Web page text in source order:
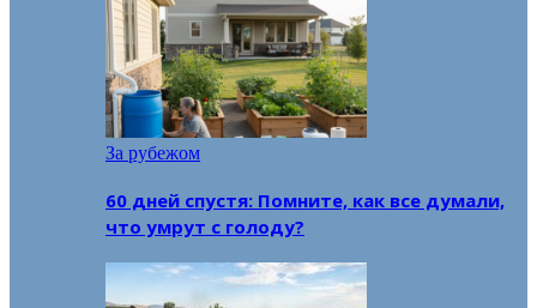
За рубежом
60 дней спустя: Помните, как все думали,
что умрут с голоду?